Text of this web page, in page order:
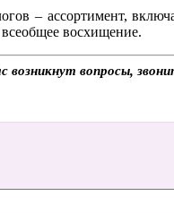
– ассортимент,
восхищение.
вопросы,